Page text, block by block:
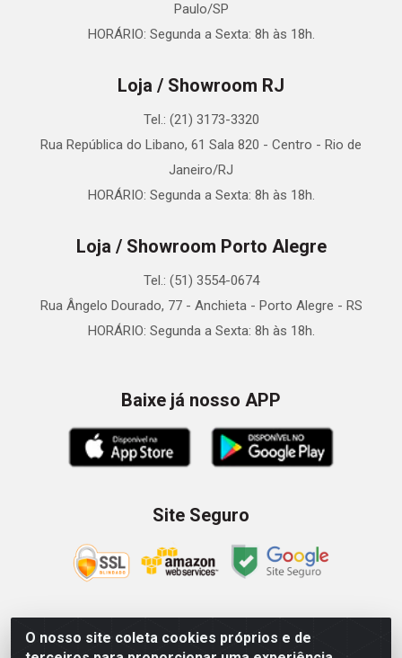
O nosso site coleta cookies próprios e de
Paulo/SP
HORÁRIO: Segunda a Sexta: 8h às 18h.
Loja / Showroom RJ
Tel.: (21) 3173-3320
Rua República do Libano, 61 Sala 820 - Centro - Rio de
Janeiro/RJ
HORÁRIO: Segunda a Sexta: 8h às 18h.
Loja / Showroom Porto Alegre
Tel.: (51) 3554-0674
Rua Ângelo Dourado, 77 - Anchieta - Porto Alegre - RS
HORÁRIO: Segunda a Sexta: 8h às 18h.
Baixe já nosso APP
Site Seguro
Zein Importação e Comércio LTDA - Av. Senador Queiróz, 274